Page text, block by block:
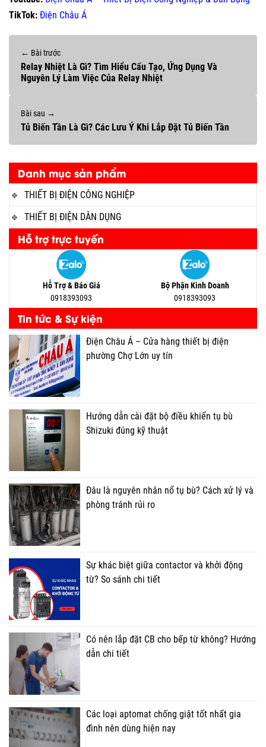
Danh mục sản phẩm
THIẾT BỊ ĐIỆN CÔNG NGHIỆP
THIẾT BỊ ĐIỆN DÂN DỤNG
Hỗ trợ trực tuyến
Hỗ Trợ & Báo Giá
0918393093
Bộ Phận Kinh Doanh
0918393093
Tin tức & Sự kiện
Điện Châu Á – Cửa hàng thiết bị điện
phường Chợ Lớn uy tín
Hướng dẫn cài đặt bộ điều khiển tụ bù
Shizuki đúng kỹ thuật
Đâu là nguyên nhân nổ tụ bù? Cách xử lý và
phòng tránh rủi ro
Sự khác biệt giữa contactor và khởi động
từ? So sánh chi tiết
Có nên lắp đặt CB cho bếp từ không? Hướng
dẫn chi tiết
Các loại aptomat chống giật tốt nhất gia
đình nên dùng hiện nay
TikTok: Điện Châu Á
← Bài trước
Relay Nhiệt Là Gì? Tìm Hiểu Cấu Tạo, Ứng Dụng Và
Nguyên Lý Làm Việc Của Relay Nhiệt
Bài sau →
Tủ Biến Tần Là Gì? Các Lưu Ý Khi Lắp Đặt Tủ Biến Tần